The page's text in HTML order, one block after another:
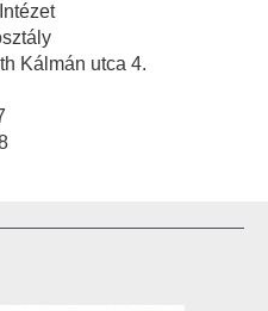
Kálmán utca 4.